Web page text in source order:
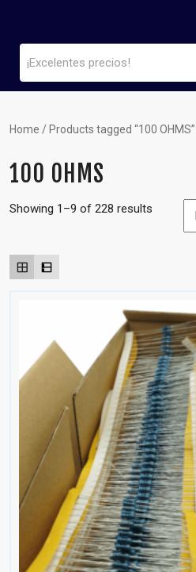
Home / Products tagged “100 OHMS”
100 OHMS
Showing 1–9 of 228 results